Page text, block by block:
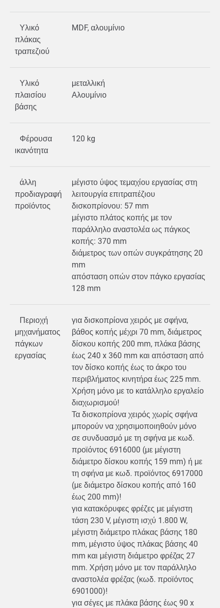
Υλικό
πλάκας
τραπεζιού
MDF, αλουμίνιο
Υλικό
πλαισίου
βάσης
μεταλλική
Αλουμίνιο
Φέρουσα
ικανότητα
120 kg
άλλη
προδιαγραφή
προϊόντος
μέγιστο ύψος τεμαχίου εργασίας στη
λειτουργία επιτραπέζιου
δισκοπρίονου: 57 mm
μέγιστο πλάτος κοπής με τον
παράλληλο αναστολέα ως πάγκος
κοπής: 370 mm
διάμετρος των οπών συγκράτησης 20
mm
απόσταση οπών στον πάγκο εργασίας
128 mm
Περιοχή
μηχανήματος
πάγκων
εργασίας
για δισκοπρίονα χειρός με σφήνα,
βάθος κοπής μέχρι 70 mm, διάμετρος
δίσκου κοπής 200 mm, πλάκα βάσης
έως 240 x 360 mm και απόσταση από
τον δίσκο κοπής έως το άκρο του
περιβλήματος κινητήρα έως 225 mm.
Χρήση μόνο με το κατάλληλο εργαλείο
διαχωρισμού!
Τα δισκοπρίονα χειρός χωρίς σφήνα
μπορούν να χρησιμοποιηθούν μόνο
σε συνδυασμό με τη σφήνα με κωδ.
προϊόντος 6916000 (με μέγιστη
διάμετρο δίσκου κοπής 159 mm) ή με
τη σφήνα με κωδ. προϊόντος 6917000
(με διάμετρο δίσκου κοπής από 160
έως 200 mm)!
για κατακόρυφες φρέζες με μέγιστη
τάση 230 V, μέγιστη ισχύ 1.800 W,
μέγιστη διάμετρο πλάκας βάσης 180
mm, μέγιστο ύψος πλάκας βάσης 40
mm και μέγιστη διάμετρο φρέζας 27
mm. Χρήση μόνο με τον παράλληλο
αναστολέα φρέζας (κωδ. προϊόντος
6901000)!
για σέγες με πλάκα βάσης έως 90 x